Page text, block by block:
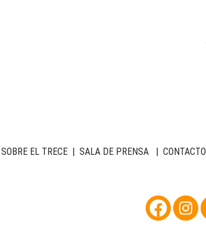
SOBRE EL TRECE | SALA DE PRENSA | CONTACTO